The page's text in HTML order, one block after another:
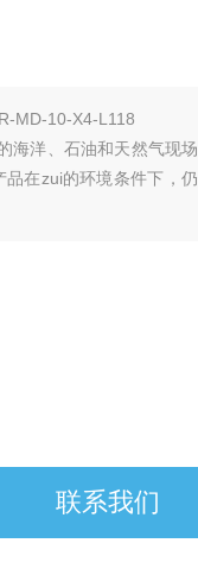
MD-10-X4-L118
海洋、石油和天然气现
在zui的环境条件下，
联系我们